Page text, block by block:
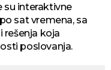
su interaktivne
sat vremena, sa
rešenja koja
poslovanja.